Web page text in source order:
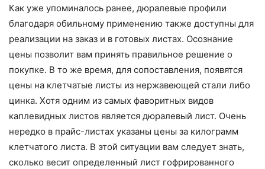
Как уже упоминалось ранее, дюралевые профили
благодаря обильному применению также доступны для
реализации на заказ и в готовых листах. Осознание
цены позволит вам принять правильное решение о
покупке. В то же время, для сопоставления, появятся
цены на клетчатые листы из нержавеющей стали либо
цинка. Хотя одним из самых фаворитных видов
каплевидных листов является дюралевый лист. Очень
нередко в прайс-листах указаны цены за килограмм
клетчатого листа. В этой ситуации вам следует знать,
сколько весит определенный лист гофрированного